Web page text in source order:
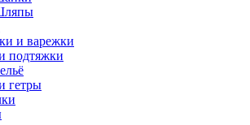
и варежки
подтяжки
гетры